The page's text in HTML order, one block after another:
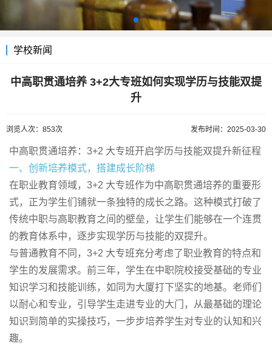
学校新闻
中高职贯通培养 3+2大专班如何实现学历与技能双提
升
浏览人次：853次 发布时间：2025-03-30
中高职贯通培养：3+2 大专班开启学历与技能双提升新征程
一、创新培养模式，搭建成长阶梯
在职业教育领域，3+2 大专班作为中高职贯通培养的重要形
式，正为学生们铺就一条独特的成长之路。这种模式打破了
传统中职与高职教育之间的壁垒，让学生们能够在一个连贯
的教育体系中，逐步实现学历与技能的双提升。
与普通教育不同，3+2 大专班充分考虑了职业教育的特点和
学生的发展需求。前三年，学生在中职院校接受基础的专业
知识学习和技能训练，如同为大厦打下坚实的地基。老师们
以耐心和专业，引导学生走进专业的大门，从最基础的理论
知识到简单的实操技巧，一步步培养学生对专业的认知和兴
趣。